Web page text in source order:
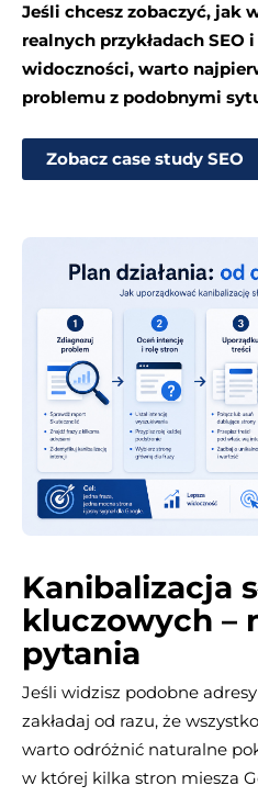
Jeśli chcesz zobaczyć, jak
realnych przykładach SEO
widoczności, warto
problemu z podobnymi
Zobacz case study SEO
Kanibalizacja
kluczowych –
pytania
Jeśli widzisz podobne
zakładaj od razu, że
warto odróżnić naturalne
w której kilka stron miesza